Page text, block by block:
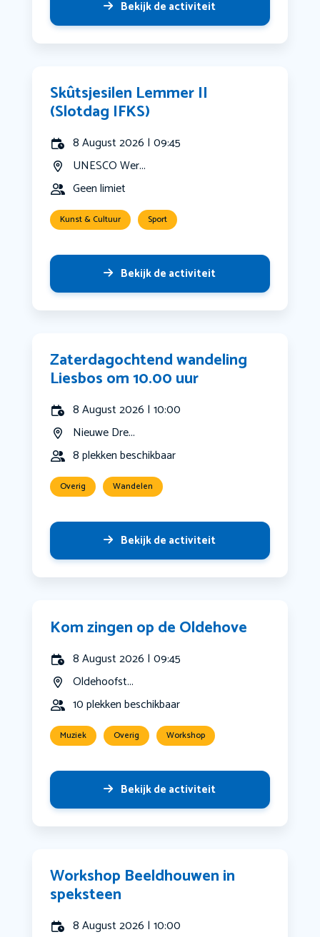
Bekijk de activiteit
Skûtsjesilen Lemmer II
(Slotdag IFKS)
8 August 2026 | 09:45
UNESCO Wer...
Geen limiet
Kunst & Cultuur Sport
Bekijk de activiteit
Zaterdagochtend wandeling
Liesbos om 10.00 uur
8 August 2026 | 10:00
Nieuwe Dre...
8 plekken beschikbaar
Overig Wandelen
Bekijk de activiteit
Kom zingen op de Oldehove
8 August 2026 | 09:45
Oldehoofst...
10 plekken beschikbaar
Muziek Overig Workshop
Bekijk de activiteit
Workshop Beeldhouwen in
speksteen
8 August 2026 | 10:00